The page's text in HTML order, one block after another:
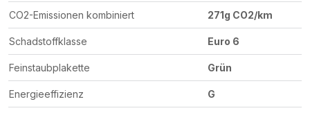
CO2-Emissionen kombiniert 271g CO2/km
Schadstoffklasse Euro 6
Feinstaubplakette Grün
Energieeffizienz G